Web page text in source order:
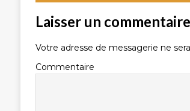
Laisser un commentaire
Votre adresse de messagerie ne
Commentaire